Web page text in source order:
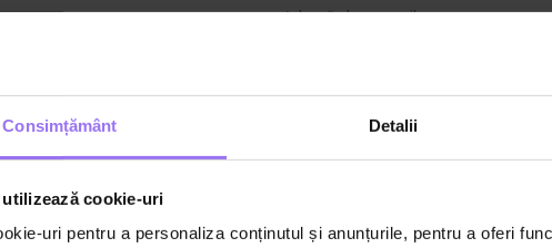
Consimțământ Detalii
cookie-uri
uri pentru a personaliza conținutul și anunțurile, pentru a oferi
Adresă de e-mail